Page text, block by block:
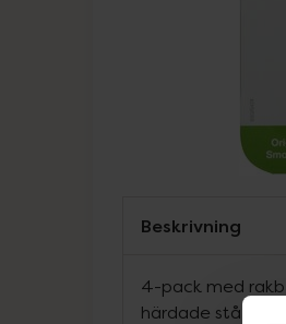
Beskrivning
4-pack med
härdade